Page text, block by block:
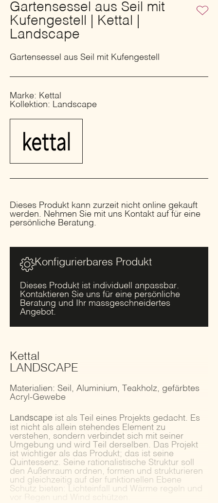
Gartensessel aus Seil mit
Kufengestell | Kettal |
Landscape
Gartensessel aus Seil mit Kufengestell
Marke: Kettal
Kollektion: Landscape
Dieses Produkt kann zurzeit nicht online gekauft
werden. Nehmen Sie mit uns Kontakt auf für eine
persönliche Beratung.
Konfigurierbares Produkt
Dieses Produkt ist individuell anpassbar.
Kontaktieren Sie uns für eine persönliche
Beratung und Ihr massgeschneidertes
Angebot.
Kettal
LANDSCAPE
Materialien: Seil, Aluminium, Teakholz, gefärbtes
Acryl-Gewebe
Landscape ist als Teil eines Projekts gedacht. Es
ist nicht als allein stehendes Element zu
verstehen, sondern verbindet sich mit seiner
Umgebung und wird Teil derselben. Das Projekt
ist wichtiger als das Produkt; das ist seine
Quintessenz. Seine rationalistische Struktur soll
den Außenraum ordnen, formen und strukturieren
und gleichzeitig auf der funktionellen Ebene
Schutz bieten: Lichteinfall und Wärme regeln und
vor Regen und Wind schützen.